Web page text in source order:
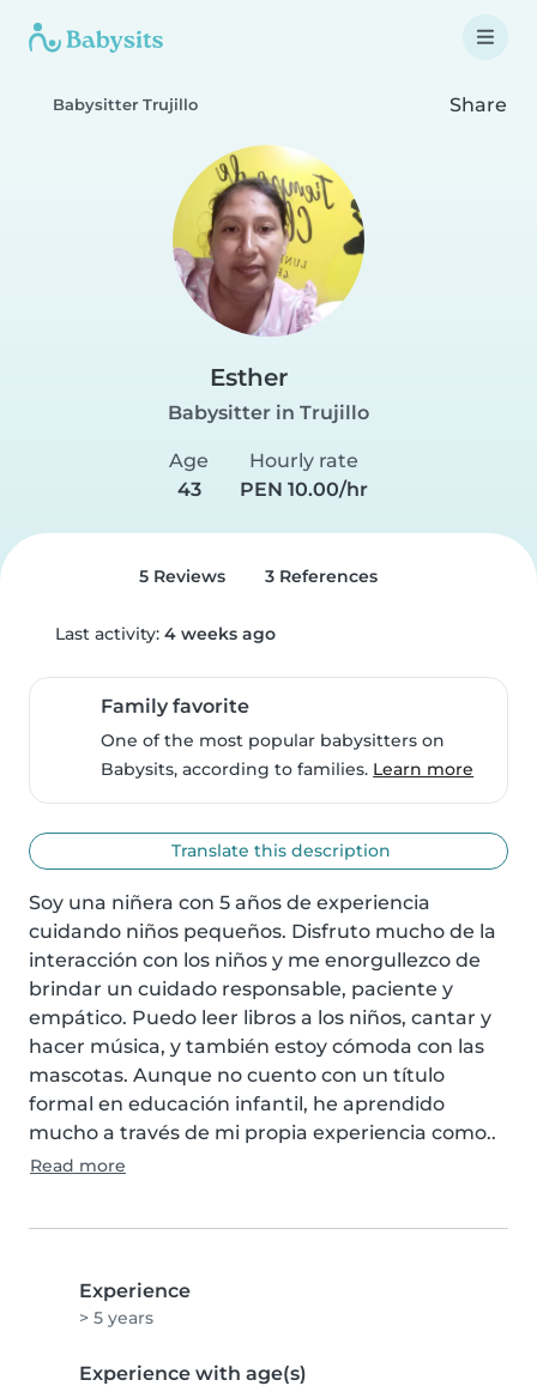
Babysitter Trujillo Share
Esther
Babysitter in Trujillo
Age
43
Hourly rate
PEN 10.00/hr
5 Reviews 3 References
Last activity: 4 weeks ago
Family favorite
One of the most popular babysitters on
Babysits, according to families. Learn more
Translate this description
Soy una niñera con 5 años de experiencia
cuidando niños pequeños. Disfruto mucho de la
interacción con los niños y me enorgullezco de
brindar un cuidado responsable, paciente y
empático. Puedo leer libros a los niños, cantar y
hacer música, y también estoy cómoda con las
mascotas. Aunque no cuento con un título
formal en educación infantil, he aprendido
mucho a través de mi propia experiencia como..
Read more
Experience
> 5 years
Experience with age(s)